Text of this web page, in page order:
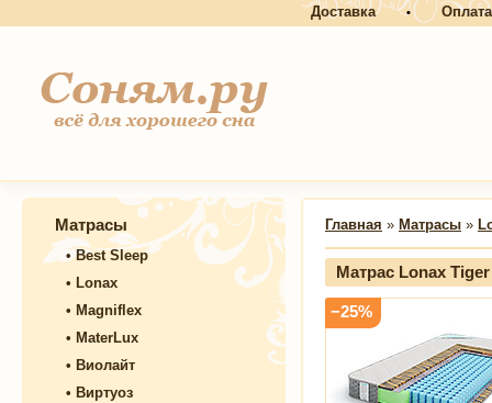
Доставка • Оплата
Главная » Матрасы »
Матрас Lonax
−25%
Матрасы
•Best Sleep
• Lonax
• Magniflex
• MaterLux
• Виолайт
• Виртуоз